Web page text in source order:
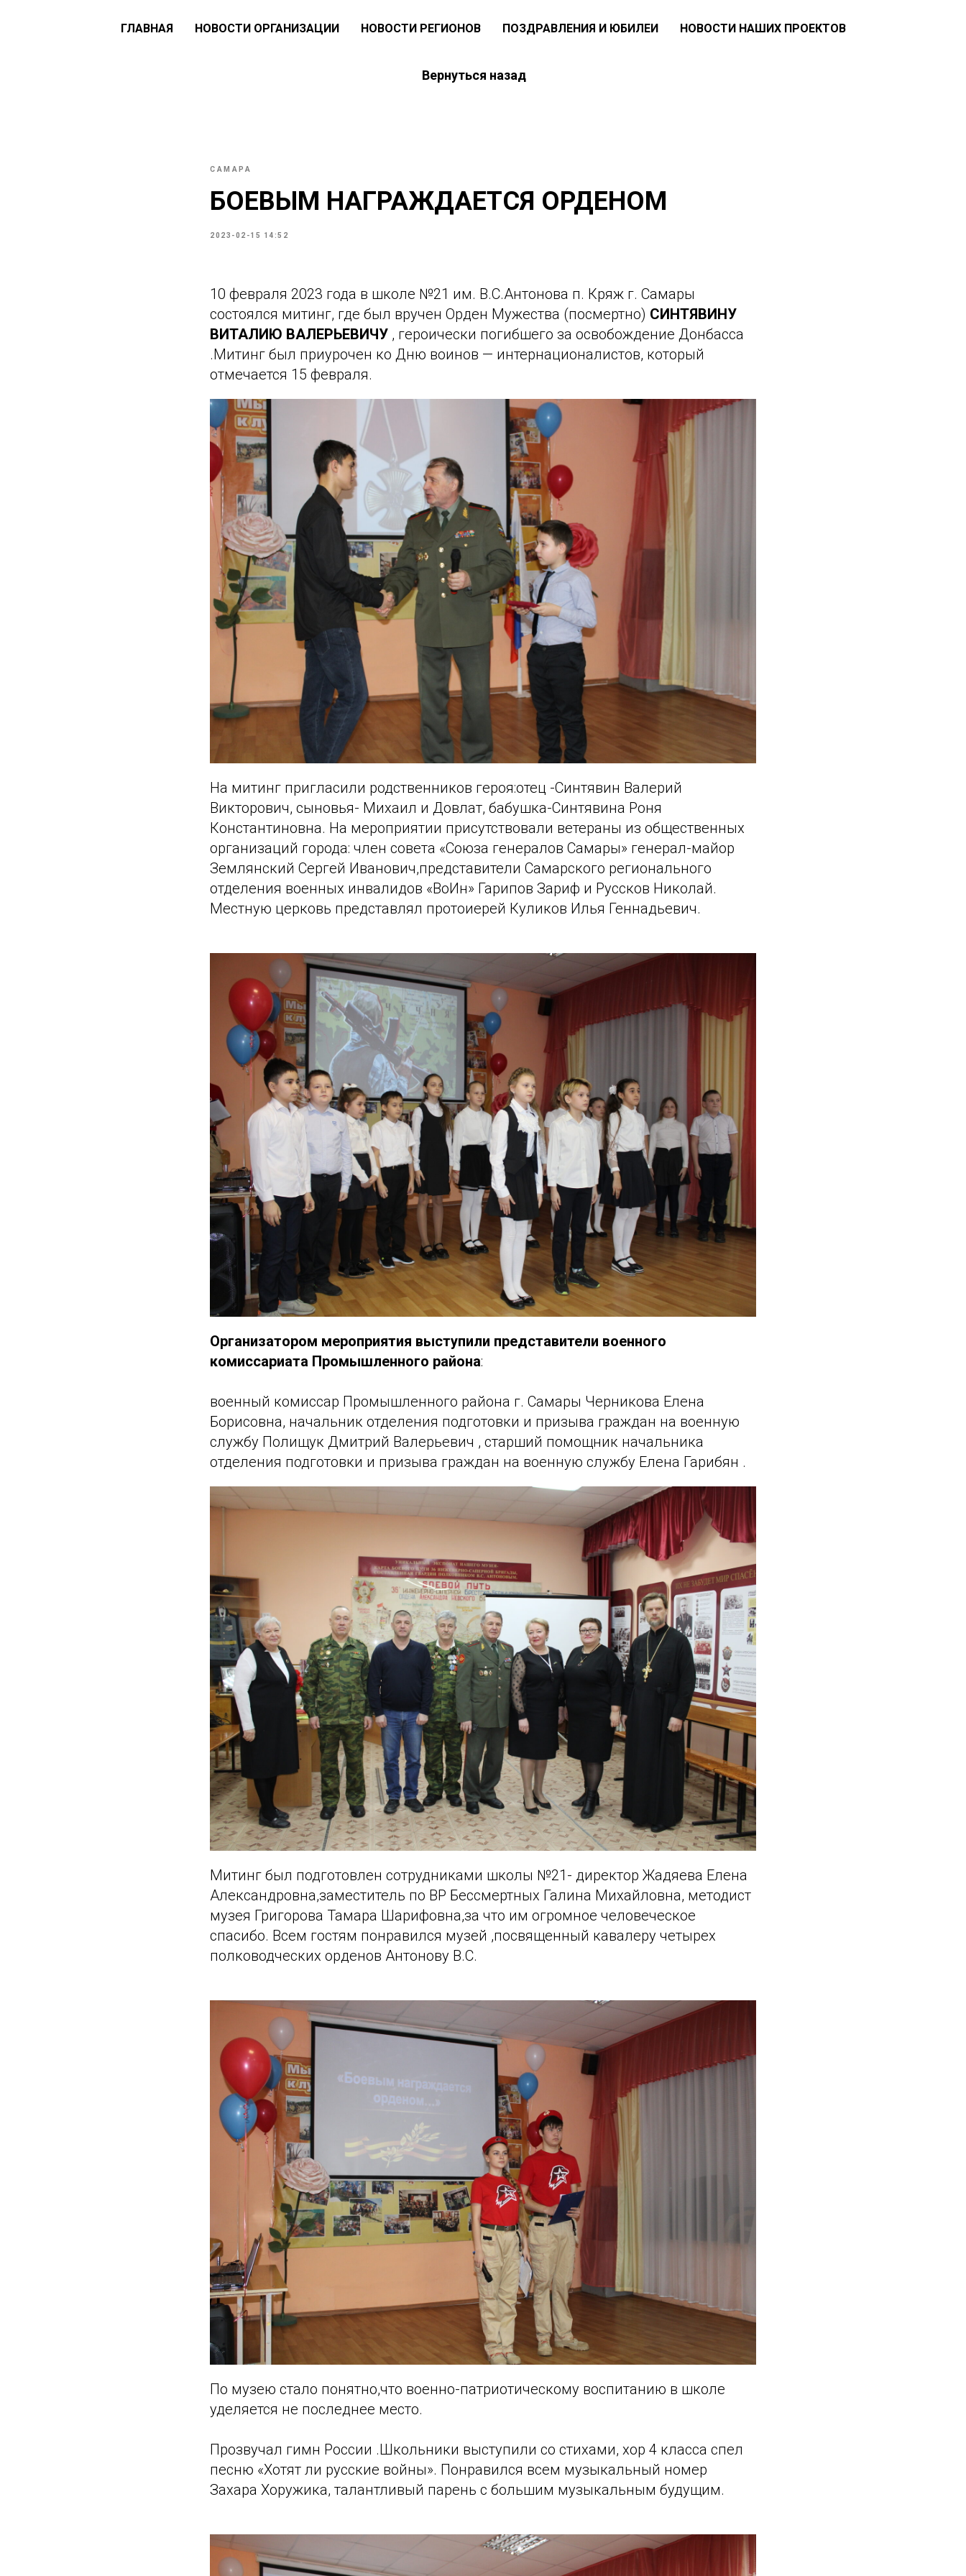
ГЛАВНАЯ НОВОСТИ ОРГАНИЗАЦИИ НОВОСТИ РЕГИОНОВ ПОЗДРАВЛЕНИЯ И ЮБИЛЕИ НОВОСТИ НАШИХ ПРОЕКТОВ
Вернуться назад
САМАРА
БОЕВЫМ НАГРАЖДАЕТСЯ ОРДЕНОМ
2023-02-15 14:52
10 февраля 2023 года в школе №21 им. В.С.Антонова п. Кряж г. Самары
состоялся митинг, где был вручен Орден Мужества (посмертно) СИНТЯВИНУ
ВИТАЛИЮ ВАЛЕРЬЕВИЧУ , героически погибшего за освобождение Донбасса
.Митинг был приурочен ко Дню воинов — интернационалистов, который
отмечается 15 февраля.
На митинг пригласили родственников героя:отец -Синтявин Валерий
Викторович, сыновья- Михаил и Довлат, бабушка-Синтявина Роня
Константиновна. На мероприятии присутствовали ветераны из общественных
организаций города: член совета «Союза генералов Самары» генерал-майор
Землянский Сергей Иванович,представители Самарского регионального
отделения военных инвалидов «ВоИн» Гарипов Зариф и Руссков Николай.
Местную церковь представлял протоиерей Куликов Илья Геннадьевич.
Организатором мероприятия выступили представители военного
комиссариата Промышленного района:
военный комиссар Промышленного района г. Самары Черникова Елена
Борисовна, начальник отделения подготовки и призыва граждан на военную
службу Полищук Дмитрий Валерьевич , старший помощник начальника
отделения подготовки и призыва граждан на военную службу Елена Гарибян .
Митинг был подготовлен сотрудниками школы №21- директор Жадяева Елена
Александровна,заместитель по ВР Бессмертных Галина Михайловна, методист
музея Григорова Тамара Шарифовна,за что им огромное человеческое
спасибо. Всем гостям понравился музей ,посвященный кавалеру четырех
полководческих орденов Антонову В.С.
По музею стало понятно,что военно-патриотическому воспитанию в школе
уделяется не последнее место.
Прозвучал гимн России .Школьники выступили со стихами, хор 4 класса спел
песню «Хотят ли русские войны». Понравился всем музыкальный номер
Захара Хоружика, талантливый парень с большим музыкальным будущим.